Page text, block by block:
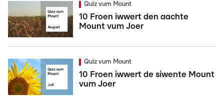
Quiz vum Mount
10 Froen iwwert den aachte
Mount vum Joer
Quiz vum Mount
10 Froen iwwert de siwente Mount
vum Joer